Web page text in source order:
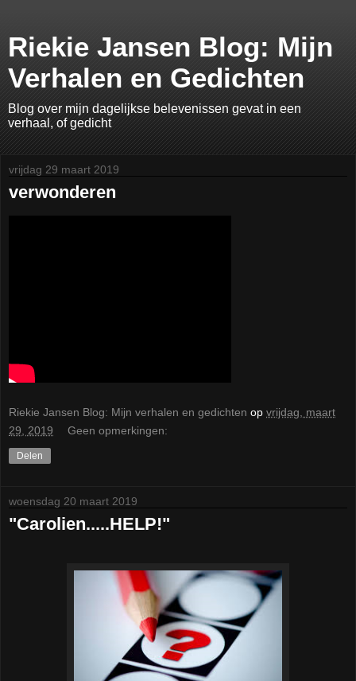
Riekie Jansen Blog: Mijn
Verhalen en Gedichten
Blog over mijn dagelijkse belevenissen gevat in een
verhaal, of gedicht
vrijdag 29 maart 2019
verwonderen
Riekie Jansen Blog: Mijn verhalen en gedichten op vrijdag, maart
29, 2019
Geen opmerkingen:
Delen
woensdag 20 maart 2019
"Carolien.....HELP!"